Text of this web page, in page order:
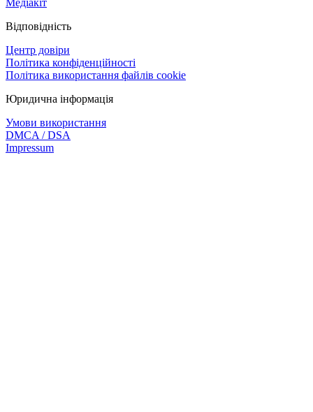
Відповідність
Центр довіри
Політика конфіденційності
Політика використання файлів cookie
Юридична інформація
Умови використання
DMCA / DSA
Impressum